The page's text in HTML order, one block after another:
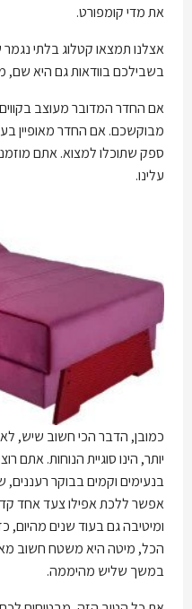
את מדי קומפורט.
אצלנו תמצאו קטלוג בלתי
בשבילכם בוודאות גם היא
אם החדר המדובר מעוצב בקווים
מבוקשכם. אם החדר מאופיין
ספק שתוכלו למצוא. אתם
עלינו.
כמובן, הדבר הכי חשוב שיש,
יותר, הינו סוגיית הנוחות. אתם
בנעימים וקמים בבוקר
אפשר ללכת אפילו צעד אחד
ומיטיבה גם בעוד שנים מהיום,
הכל, מיטה היא משטח חשוב
במשך שליש מהיממה.